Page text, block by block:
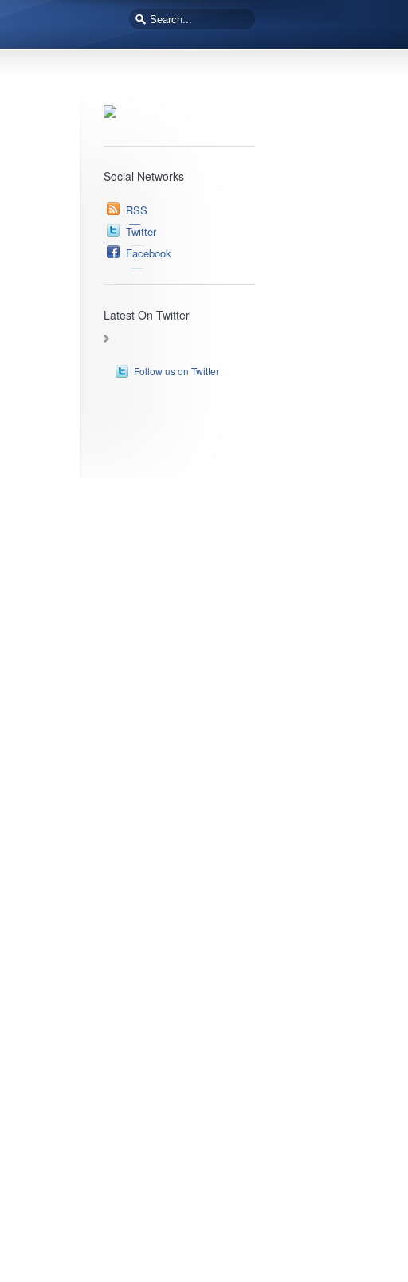
Social Networks
RSS
Twitter
Facebook
Latest On Twitter
Follow us on Twitter